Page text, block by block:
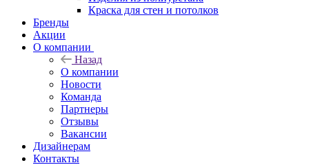
Краска для стен и потолков
Бренды
Акции
О компании
Назад
О компании
Новости
Команда
Партнеры
Отзывы
Вакансии
Дизайнерам
Контакты